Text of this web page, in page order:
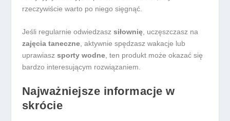
rzeczywiście warto po niego sięgnąć.
Jeśli regularnie odwiedzasz siłownię, uczęszczasz na
zajęcia taneczne, aktywnie spędzasz wakacje lub
uprawiasz sporty wodne, ten produkt może okazać się
bardzo interesującym rozwiązaniem.
Najważniejsze informacje w
skrócie